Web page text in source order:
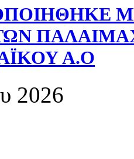
Α.Ο
2026